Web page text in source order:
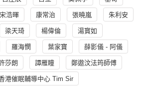
宋浩暉 康常治 張曉嵐 朱利安
梁天琦 楊偉倫 湯寳如
羅海憫 葉家寶 薛影儀 - 阿儀
莎朗 譚雁瞳 鄭遨汶法筠師傅
港催眠輔導中心 Tim Sir